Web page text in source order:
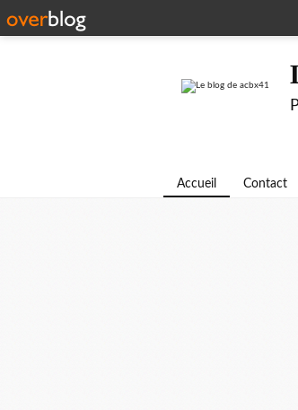
Accueil Contact